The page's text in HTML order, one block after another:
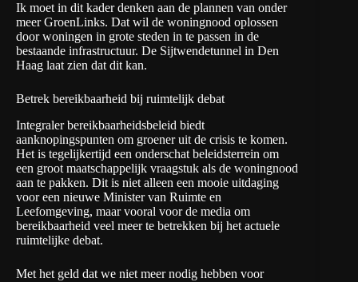
Ik moet in dit kader denken aan de plannen van onder
meer GroenLinks. Dat wil de woningnood oplossen
door woningen in grote steden in te passen in de
bestaande infrastructuur. De Sijtwendetunnel in Den
Haag laat zien dat dit kan.
Betrek bereikbaarheid bij ruimtelijk debat
Integraler bereikbaarheidsbeleid biedt
aanknopingspunten om groener uit de crisis te komen.
Het is tegelijkertijd een onderschat beleidsterrein om
een groot maatschappelijk vraagstuk als de woningnood
aan te pakken. Dit is niet alleen een mooie uitdaging
voor een nieuwe Minister van Ruimte en
Leefomgeving, maar vooral voor de media om
bereikbaarheid veel meer te betrekken bij het actuele
ruimtelijke debat.
Met het geld dat we niet meer nodig hebben voor